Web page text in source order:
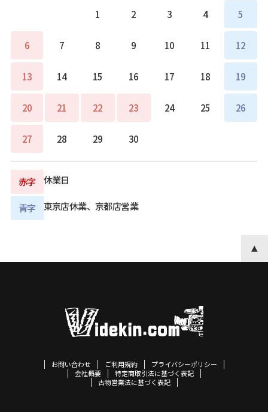
1 2 3 4 5
6 7 8 9 10 11 12
13 14 15 16 17 18 19
20 21 22 23 24 25 26
27 28 29 30
赤字 休業日
青字 東京店休業、京都店営業
お問い合わせ ご利用規約
プライバシーポリシー
会社概要
特定商取引法に基づく表記
古物営業法に基づく表記